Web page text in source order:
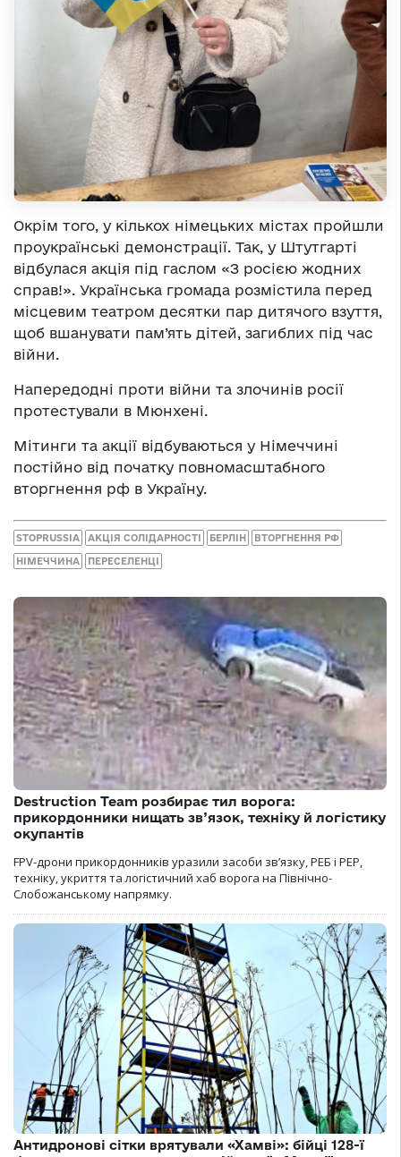
Окрім того, у кількох німецьких містах пройшли
проукраїнські демонстрації. Так, у Штутгарті
відбулася акція під гаслом «З росією жодних
справ!». Українська громада розмістила перед
місцевим театром десятки пар дитячого взуття,
щоб вшанувати пам’ять дітей, загиблих під час
війни.
Напередодні проти війни та злочинів росії
протестували в Мюнхені.
Мітинги та акції відбуваються у Німеччині
постійно від початку повномасштабного
вторгнення рф в Україну.
STOPRUSSIA АКЦІЯ СОЛІДАРНОСТІ БЕРЛІН ВТОРГНЕННЯ РФ
НІМЕЧЧИНА ПЕРЕСЕЛЕНЦІ
Destruction Team розбирає тил ворога:
прикордонники нищать зв’язок, техніку й логістику
окупантів
FPV-дрони прикордонників уразили засоби зв’язку, РЕБ і РЕР,
техніку, укриття та логістичний хаб ворога на Північно-
Слобожанському напрямку.
Антидронові сітки врятували «Хамві»: бійці 128-ї